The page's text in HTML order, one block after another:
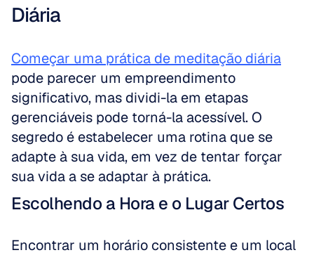
Diária
Começar uma prática de meditação diária
pode parecer um empreendimento
significativo, mas dividi-la em etapas
gerenciáveis pode torná-la acessível. O
segredo é estabelecer uma rotina que se
adapte à sua vida, em vez de tentar forçar
sua vida a se adaptar à prática.
Escolhendo a Hora e o Lugar Certos
Encontrar um horário consistente e um local